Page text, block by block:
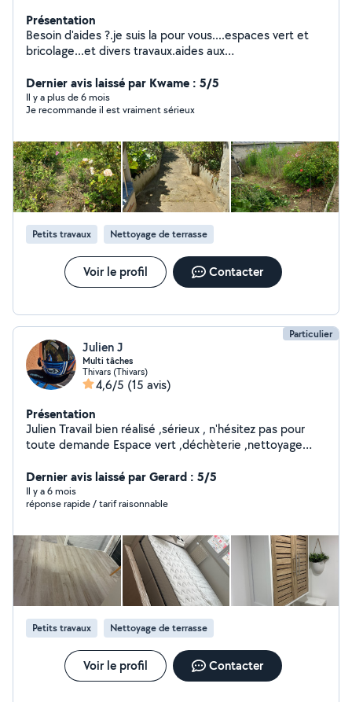
Présentation
Besoin d'aides ?.je suis la pour vous....espaces vert et
bricolage...et divers travaux.aides aux
Dernier avis laissé par Kwame : 5/5
Il y a plus de 6 mois
Je recommande il est vraiment sérieux
Petits travaux Nettoyage de terrasse
Voir le profil Contacter
Particulier
Julien J
Multi tâches
Thivars (Thivars)
4,6/5 (15 avis)
Présentation
Julien Travail bien réalisé ,sérieux , n'hésitez pas pour
toute demande Espace vert ,déchèterie ,nettoyage
parquet ou autre aide A votre service !!
Dernier avis laissé par Gerard : 5/5
Il y a 6 mois
réponse rapide / tarif raisonnable
Petits travaux Nettoyage de terrasse
Voir le profil Contacter